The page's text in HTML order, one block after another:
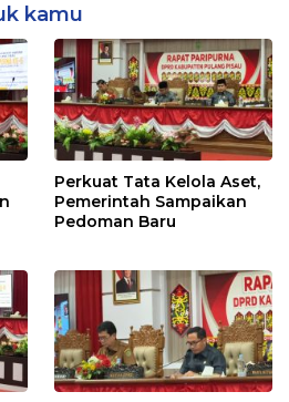
kamu
Perkuat Tata Kelola Aset,
Pemerintah Sampaikan
Pedoman Baru